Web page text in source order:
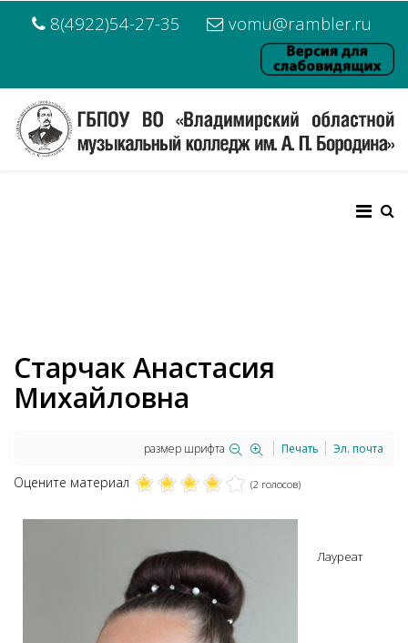
8(4922)54-27-35 vomu@rambler.ru
Старчак Анастасия
Михайловна
размер шрифта Печать Эл. почта
Оцените материал (2 голосов)
Лауреат